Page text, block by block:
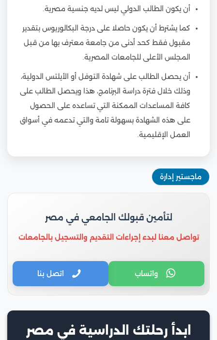
أن يكون الطالب الدولي ليس لديه جنسية مصرية.
كما يشترط أن يكون حاصلا على درجة البكالوريوس بتقدير
مقبول فقط كحد أدنى من جامعة معترف بها من قبل
المجلس الأعلى للجامعات المصرية.
أن يحصل الطالب على شهادة التوفل أو الأيلتس الدولية،
وذلك خلال فترة دراسة البرنامج، هذا ويحصل الطالب على
كافة المساعدات الممكنة التي تساعده على الحصول
على هذه الشهادة بسهولة تامة والتي تدعمه في أسواق
العمل الإقليمية.
ماجستير إدارة
لتأمين قبولك الجامعي في مصر
تواصل معنا لبدء إجراءات التقديم والتسجيل بالجامعات
واتساب اتصل بنا
ابدأ رحلتك الدراسية في مصر